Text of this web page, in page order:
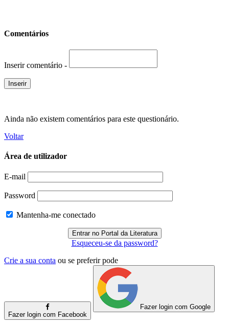
Comentários
Inserir comentário -
Ainda não existem comentários para este questionário.
Voltar
Área de utilizador
E-mail
Password
Mantenha-me conectado
Esqueceu-se da password?
Crie a sua conta ou se preferir pode
Fazer login com Facebook
Fazer login com Google